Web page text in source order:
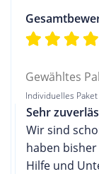
Gewähltes
Individuelles Paket
Sehr
Wir sind
haben
Hilfe und